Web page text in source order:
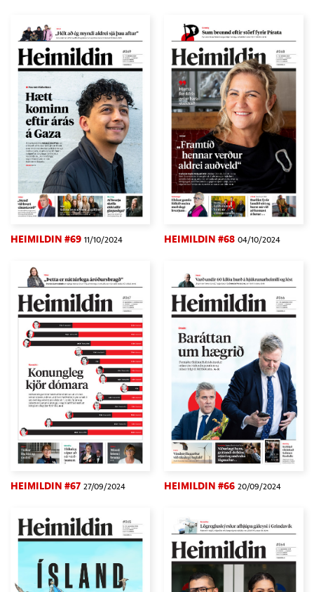
HEIMILDIN #69 11/10/2024 HEIMILDIN #68 04/10/2024
HEIMILDIN #67 27/09/2024 HEIMILDIN #66 20/09/2024